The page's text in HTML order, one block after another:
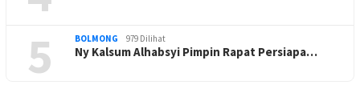
5 BOLMONG 979 Dilihat
Ny Kalsum Alhabsyi Pimpin Rapat Persiapa…